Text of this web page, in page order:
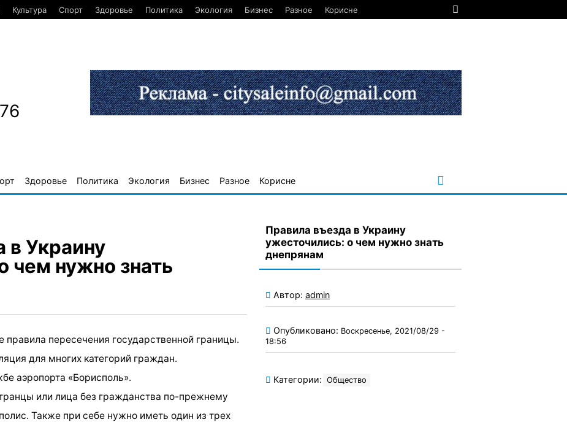
Культура Спорт Здоровье Политика Экология Бизнес Разное Корисне
Здоровье Политика Экология Бизнес Разное Корисне
в Украину
чем нужно знать
правила пересечения государственной границы.
для многих категорий граждан.
аэропорта «Борисполь».
или лица без гражданства по-прежнему
Также при себе нужно иметь один из трех
Правила въезда в Украину
ужесточились: о чем нужно знать
днепрянам
Автор: admin
Опубликовано: Воскресенье, 2021/08/29 -
18:56
Категории: Общество